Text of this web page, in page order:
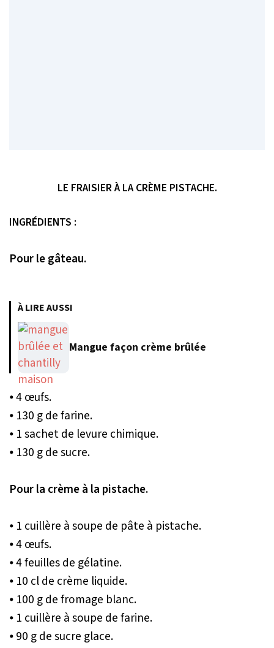
LE FRAISIER À LA CRÈME PISTACHE.
INGRÉDIENTS :
Pour le gâteau.
À LIRE AUSSI
Mangue façon crème brûlée
⦁ 4 œufs.
⦁ 130 g de farine.
⦁ 1 sachet de levure chimique.
⦁ 130 g de sucre.
Pour la crème à la pistache.
⦁ 1 cuillère à soupe de pâte à pistache.
⦁ 4 œufs.
⦁ 4 feuilles de gélatine.
⦁ 10 cl de crème liquide.
⦁ 100 g de fromage blanc.
⦁ 1 cuillère à soupe de farine.
⦁ 90 g de sucre glace.